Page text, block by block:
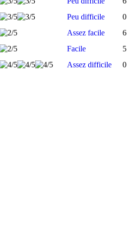
Peu difficile 0
Assez facile 6
Facile 5
Assez difficile 0